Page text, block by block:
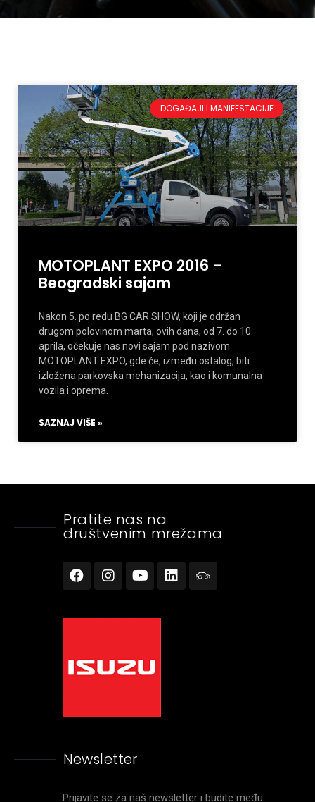
DOGAĐAJI I MANIFESTACIJE
MOTOPLANT EXPO 2016 –
Beogradski sajam
Nakon 5. po redu BG CAR SHOW, koji je održan
drugom polovinom marta, ovih dana, od 7. do 10.
aprila, očekuje nas novi sajam pod nazivom
MOTOPLANT EXPO, gde će, između ostalog, biti
izložena parkovska mehanizacija, kao i komunalna
vozila i oprema.
SAZNAJ VIŠE »
Pratite nas na
društvenim mrežama
Newsletter
Prijavite se za naš newsletter i budite među